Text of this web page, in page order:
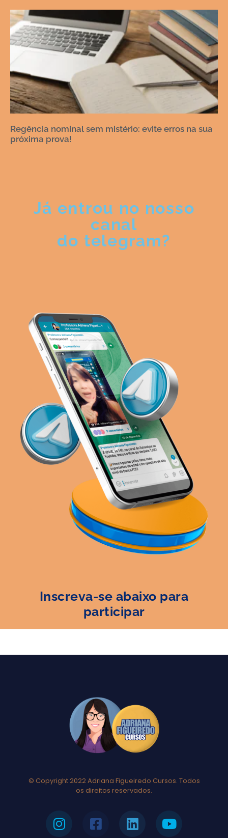
Regência nominal sem mistério: evite erros na sua
próxima prova!
Já entrou no nosso
canal
do telegram?
Inscreva-se abaixo para
participar
© Copyright 2022 Adriana Figueiredo Cursos. Todos
os direitos reservados.